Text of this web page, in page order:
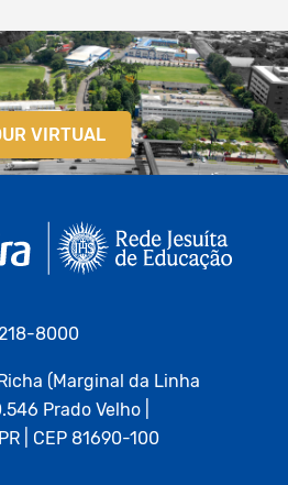
VIRTUAL
8000
(Marginal da Linha
Prado Velho |
| CEP 81690-100